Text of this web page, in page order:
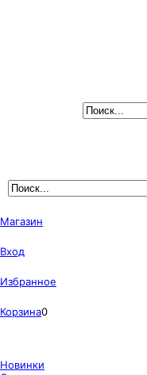
Магазин
Вход
Избранное
Корзина0
Новинки